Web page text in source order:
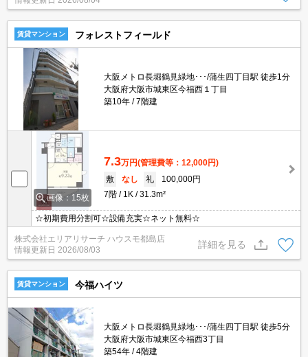
賃貸マンション フォレストフィールド
大阪メトロ長堀鶴見緑地･･･/蒲生四丁目駅 徒歩1分
大阪府大阪市城東区今福西１丁目
築10年
7階建
画像：15枚
7.3万円(管理費等：12,000円)
敷
なし 礼
100,000円
7階
1K 31.3m²
☆初期費用分割可☆設備充実☆ネット無料☆
株式会社エリアリサーチ ハウスモ都島店
情報更新日 2026/08/03
詳細を見る
賃貸マンション 今福ハイツ
大阪メトロ長堀鶴見緑地･･･/蒲生四丁目駅 徒歩5分
大阪府大阪市城東区今福西3丁目
築54年
4階建